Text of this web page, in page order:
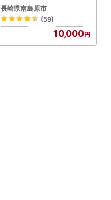
長崎県南島原市
(59)
10,000